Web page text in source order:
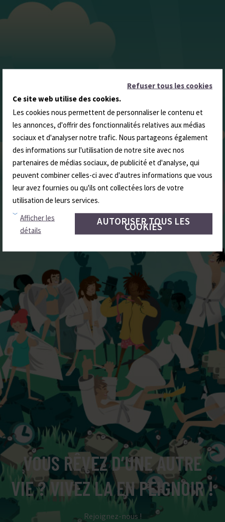
Refuser tous les cookies
Ce site web utilise des cookies.
Les cookies nous permettent de personnaliser le contenu et
les annonces, d'offrir des fonctionnalités relatives aux médias
sociaux et d'analyser notre trafic. Nous partageons également
des informations sur l'utilisation de notre site avec nos
partenaires de médias sociaux, de publicité et d'analyse, qui
peuvent combiner celles-ci avec d'autres informations que vous
leur avez fournies ou qu'ils ont collectées lors de votre
utilisation de leurs services.
AUTORISER TOUS LES
COOKIES
Afficher les
détails
VOUS RÊVEZ D’UNE AUTRE
VIE ? VIVEZ LA EN PEIGNOIR !
Rejoignez-nous !